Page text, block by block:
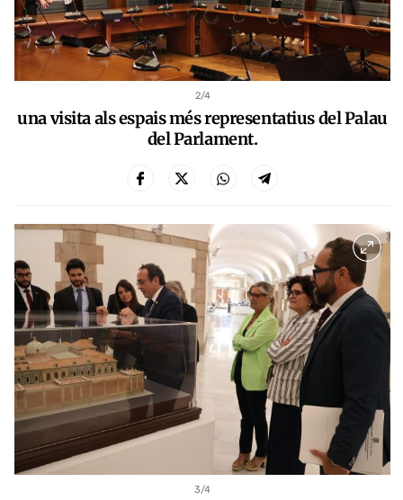
2/4
una visita als espais més representatius del Palau
del Parlament.
3/4